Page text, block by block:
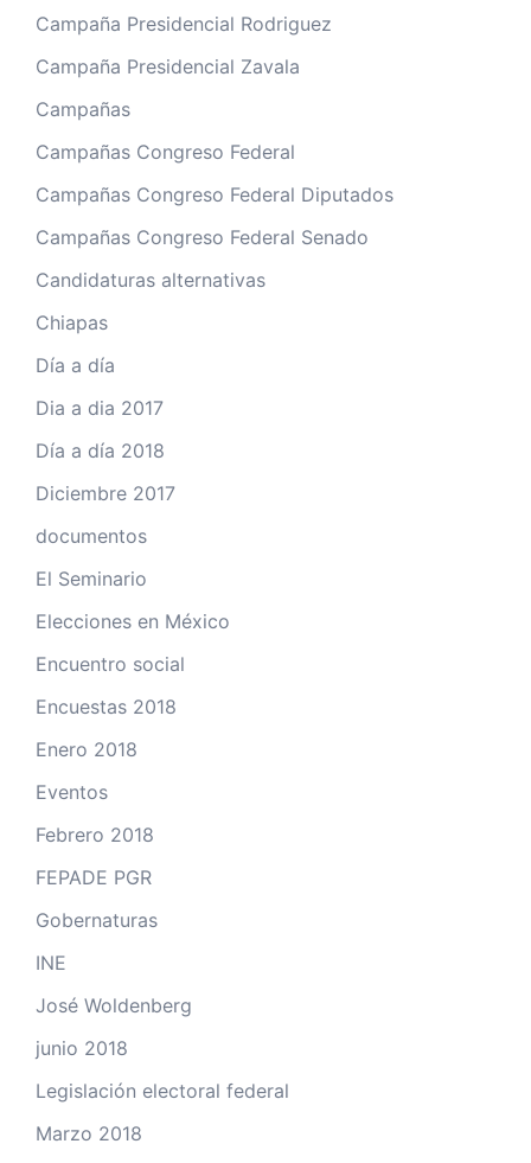
Campaña Presidencial Rodriguez
Campaña Presidencial Zavala
Campañas
Campañas Congreso Federal
Campañas Congreso Federal Diputados
Campañas Congreso Federal Senado
Candidaturas alternativas
Chiapas
Día a día
Dia a dia 2017
Día a día 2018
Diciembre 2017
documentos
El Seminario
Elecciones en México
Encuentro social
Encuestas 2018
Enero 2018
Eventos
Febrero 2018
FEPADE PGR
Gobernaturas
INE
José Woldenberg
junio 2018
Legislación electoral federal
Marzo 2018